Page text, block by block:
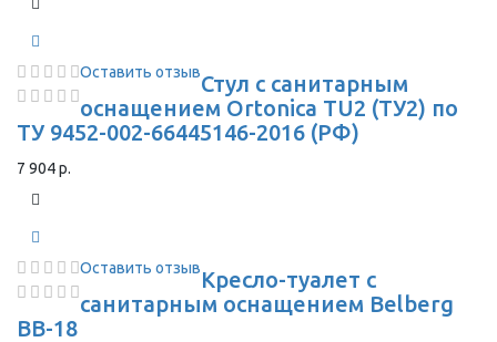
Оставить отзывСтул с санитарным
оснащением Ortonica TU2 (ТУ2) по
ТУ 9452-002-66445146-2016 (РФ)
7 904 р.
Оставить отзывКресло-туалет с
санитарным оснащением Belberg
BB-18